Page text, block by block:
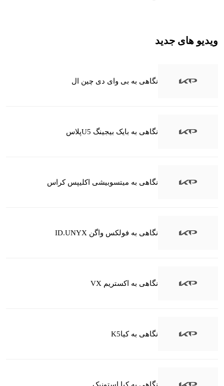
ویدیو های جدید
نگاهی به بی وای دی چین ال
نگاهی به بایک بیجینگ U5پلاس
نگاهی به میتسوبیشی اکلیپس کراس
نگاهی به فولکس واگن ID.UNYX
نگاهی به اکستریم VX
نگاهی به کیاK5